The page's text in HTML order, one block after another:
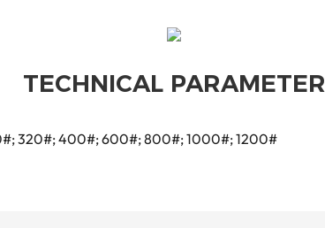
TECHNICAL PARAMETER
320#; 400#; 600#; 800#; 1000#; 1200#